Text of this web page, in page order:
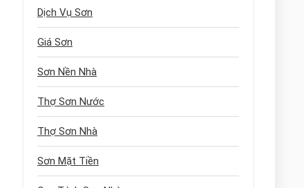
Dịch Vụ Sơn
Giá Sơn
Sơn Nền Nhà
Thợ Sơn Nước
Thợ Sơn Nhà
Sơn Mặt Tiền